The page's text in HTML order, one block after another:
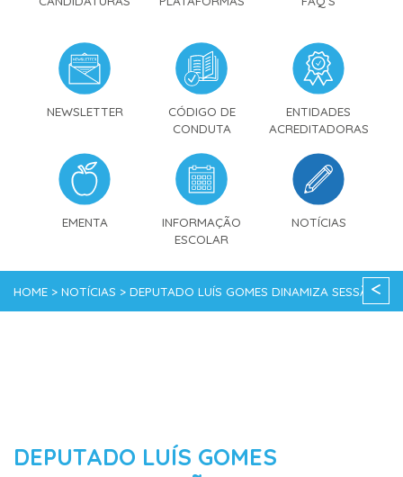
NEWSLETTER
CÓDIGO DE
CONDUTA
ENTIDADES
ACREDITADORAS
EMENTA
INFORMAÇÃO
ESCOLAR
NOTÍCIAS
HOME > NOTÍCIAS > DEPUTADO LUÍS GOMES DINAMIZA SESSÃO<
DEPUTADO LUÍS GOMES